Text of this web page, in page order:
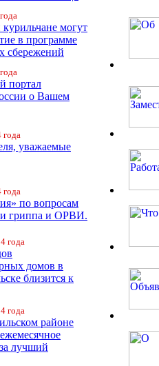
могут
в программе
сбережений
портал
о Вашем
года
уважаемые
года
по вопросам
гриппа и ОРВИ.
года
домов в
близится к
года
районе
лучший